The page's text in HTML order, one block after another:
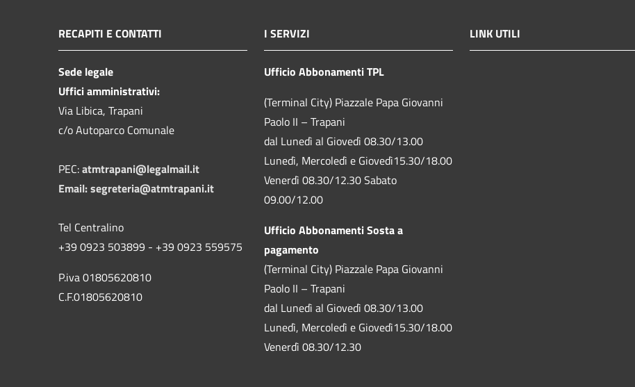
RECAPITI E CONTATTI
Sede legale
Uffici amministrativi:
Via Libica, Trapani
c/o Autoparco Comunale
PEC:atmtrapani@legalmail.it
Email:segreteria@atmtrapani.it
Tel Centralino
+39 0923 503899 - +39 0923 559575
P.iva 01805620810
C.F.01805620810
I SERVIZI
Ufficio Abbonamenti TPL
(Terminal City) Piazzale Papa Giovanni
Paolo II – Trapani
dal Lunedì al Giovedì 08.30/13.00
Lunedì, Mercoledì e Giovedì15.30/18.00
Venerdì 08.30/12.30 Sabato
09.00/12.00
Ufficio Abbonamenti Sosta a
pagamento
(Terminal City) Piazzale Papa Giovanni
Paolo II – Trapani
dal Lunedì al Giovedì 08.30/13.00
Lunedì, Mercoledì e Giovedì15.30/18.00
Venerdì 08.30/12.30
LINK UTILI